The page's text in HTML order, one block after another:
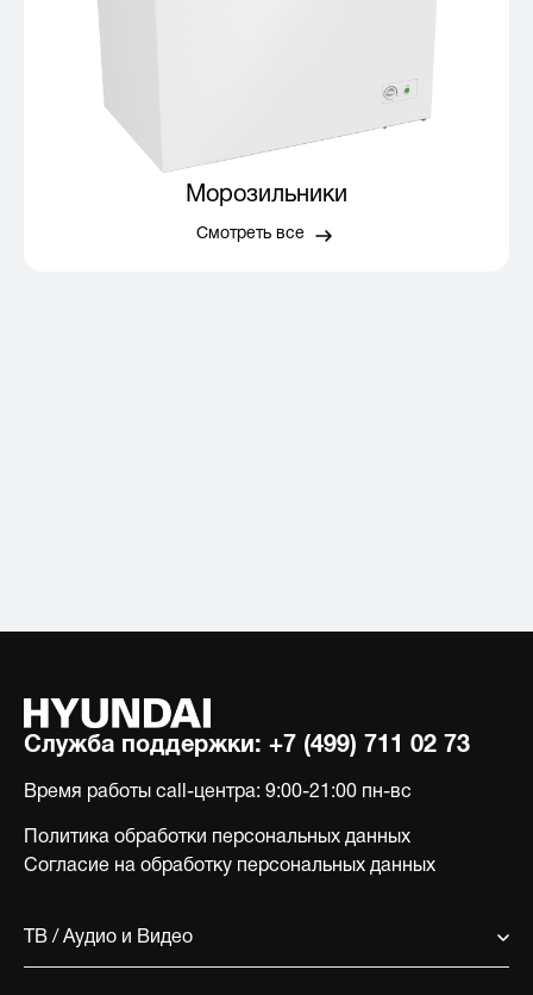
Морозильники
Смотреть все
Служба поддержки: +7 (499) 711 02 73
Время работы call-центра: 9:00-21:00 пн-вс
Политика обработки персональных данных
Согласие на обработку персональных данных
ТВ / Аудио и Видео